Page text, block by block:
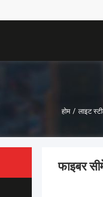
होम / लाइट
फाइबर